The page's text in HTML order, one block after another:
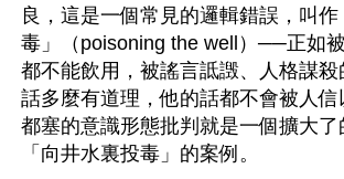
良，這是一個常見的邏輯錯誤，叫
毒」（poisoning the well）──正如
都不能飲用，被謠言詆譭、人格謀殺
話多麼有道理，他的話都不會被人信
都塞的意識形態批判就是一個擴大了
「向井水裏投毒」的案例。